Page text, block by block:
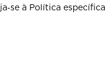
à Política